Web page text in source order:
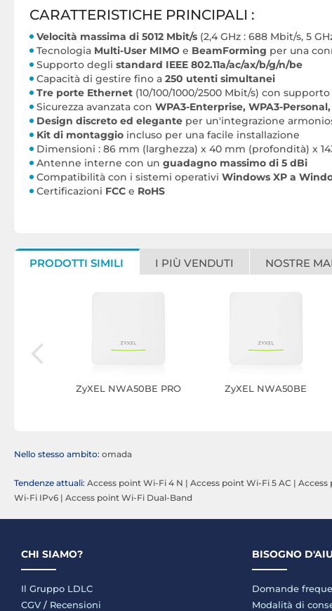
CARATTERISTICHE PRINCIPALI :
Velocità massima di 5012 Mbit/s (2,4 GHz : 688 Mbit/s, 5
Tecnologia Multi-User MIMO e BeamForming per una
Supporto degli standard IEEE 802.11a/ac/ax/b/g/n/be
Capacità di gestire fino a 250 utenti simultanei
Tre porte Ethernet (10/100/1000/2500 Mbit/s) con supporto
Sicurezza avanzata con WPA3-Enterprise, WPA3-
Design discreto ed elegante per un'integrazione
Kit di montaggio incluso per una facile installazione
Dimensioni : 86 mm (larghezza) x 40 mm (profondità) x
Antenne interne con un guadagno massimo di 5 dBi
Compatibilità con i sistemi operativi Windows XP a
Certificazioni FCC e RoHS
PRODOTTI SIMILI I PIÙ VENDUTI NOSTRE
ZyXEL NWA50BE PRO ZyXEL NWA50BE
Nello stesso ambito: omada
Tendenze attuali: Access point Wi-Fi 4 N | Access point Wi-Fi 5 AC | Access
Wi-Fi IPv6 | Access point Wi-Fi Dual-Band
CHI SIAMO?
Il Gruppo LDLC
CGV / Recensioni
BISOGNO
Domande
Modalità di